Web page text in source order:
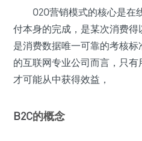
O2O营销模式的核心是
付本身的完成，是某次消费
是消费数据唯一可靠的考核
的互联网专业公司而言，只
才可能从中获得效益，
B2C的概念